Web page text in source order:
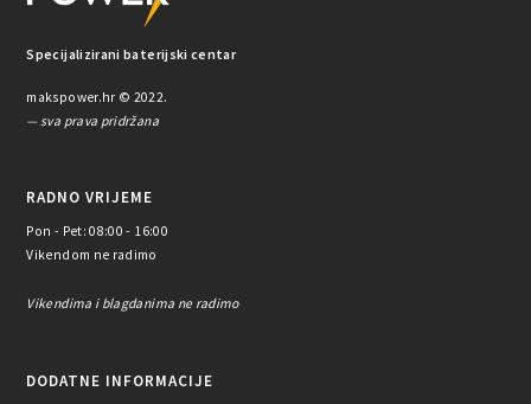
Specijalizirani baterijski centar
makspower.hr © 2022.
— sva prava pridržana
RADNO VRIJEME
Pon - Pet: 08:00 - 16:00
Vikendom ne radimo
Vikendima i blagdanima ne radimo
DODATNE INFORMACIJE